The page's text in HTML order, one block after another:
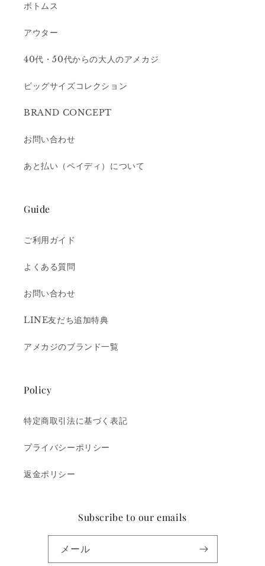
ボトムス
アウター
40代・50代からの大人のアメカジ
ビッグサイズコレクション
BRAND CONCEPT
お問い合わせ
あと払い（ペイディ）について
Guide
ご利用ガイド
よくある質問
お問い合わせ
LINE友だち追加特典
アメカジのブランド一覧
Policy
特定商取引法に基づく表記
プライバシーポリシー
返金ポリシー
Subscribe to our emails
メール